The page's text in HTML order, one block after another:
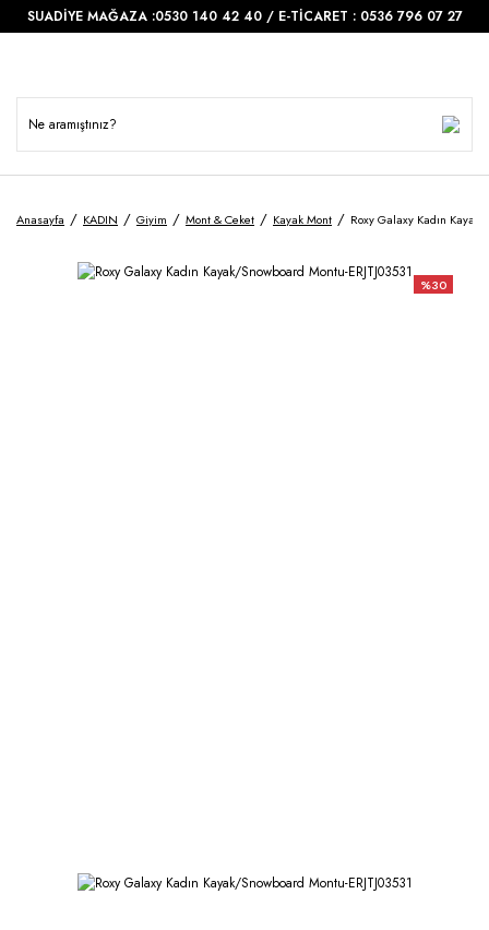
SUADİYE MAĞAZA :0530 140 42 40 / E-TİCARET : 0536 796 07 27
Anasayfa KADIN Giyim Mont & Ceket Kayak Mont Roxy Galaxy Kadın Kayak/
%30